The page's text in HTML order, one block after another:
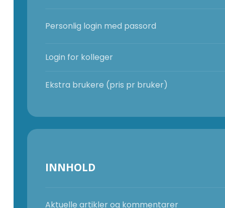
Personlig login med passord
Login for kolleger
Ekstra brukere (pris pr bruker)
INNHOLD
Aktuelle artikler og kommentarer